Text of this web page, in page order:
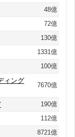
48億
72億
130億
1331億
100億
ィング
7670億
190億
112億
8721億